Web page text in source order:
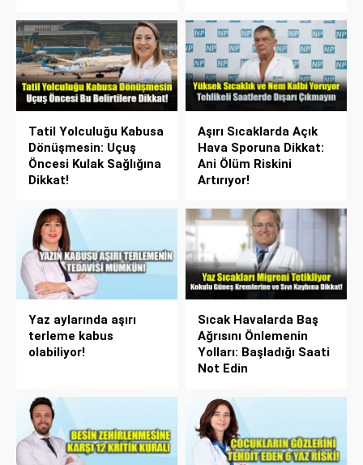
Tatil Yolculuğu Kabusa
Dönüşmesin: Uçuş
Öncesi Kulak Sağlığına
Dikkat!
Aşırı Sıcaklarda Açık
Hava Sporuna Dikkat:
Ani Ölüm Riskini
Artırıyor!
Yaz aylarında aşırı
terleme kabus
olabiliyor!
Sıcak Havalarda Baş
Ağrısını Önlemenin
Yolları: Başladığı Saati
Not Edin